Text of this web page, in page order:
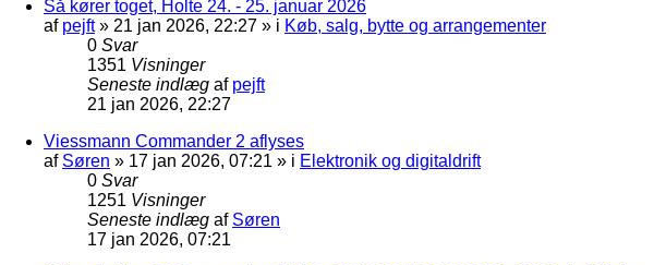
Så kører toget, Holte 24. - 25. januar 2026
af pejft» 21 jan 2026, 22:27 » i Køb, salg, bytte og arrangementer
0 Svar
1351 Visninger
Seneste indlæg af pejft
21 jan 2026, 22:27
Viessmann Commander 2 aflyses
af Søren » 17 jan 2026, 07:21 » i Elektronik og digitaldrift
0 Svar
1251 Visninger
Seneste indlæg af Søren
17 jan 2026, 07:21